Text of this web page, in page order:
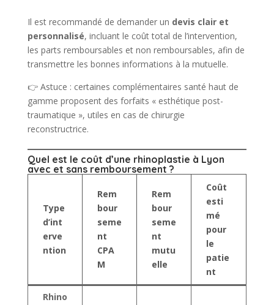
Il est recommandé de demander un devis clair et
personnalisé, incluant le coût total de l’intervention,
les parts remboursables et non remboursables, afin de
transmettre les bonnes informations à la mutuelle.
👉 Astuce : certaines complémentaires santé haut de
gamme proposent des forfaits « esthétique post-
traumatique », utiles en cas de chirurgie
reconstructrice.
Quel est le coût d’une rhinoplastie à Lyon
avec et sans remboursement ?
Type
d’int
erve
ntion
Rem
bour
seme
nt
CPA
M
Rem
bour
seme
nt
mutu
elle
Coût
esti
mé
pour
le
patie
nt
Rhino